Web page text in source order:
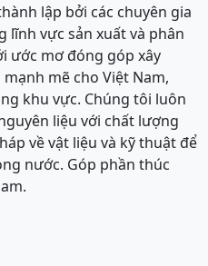
lập bởi các chuyên gia
vực sản xuất và phân
ước mơ đóng góp xây
mẽ cho Việt Nam,
khu vực. Chúng tôi luôn
liệu với chất lượng
về vật liệu và kỹ thuật để
nước. Góp phần thúc